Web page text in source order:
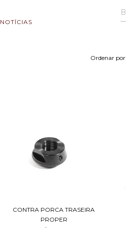
NOTÍCIAS
Ordenar por
CONTRA PORCA TRASEIRA
PROPER